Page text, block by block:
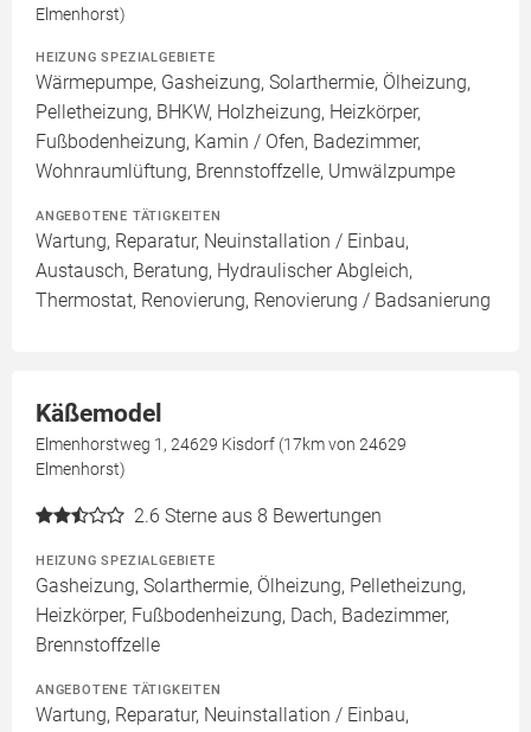
Elmenhorst)
HEIZUNG SPEZIALGEBIETE
Wärmepumpe, Gasheizung, Solarthermie, Ölheizung,
Pelletheizung, BHKW, Holzheizung, Heizkörper,
Fußbodenheizung, Kamin / Ofen, Badezimmer,
Wohnraumlüftung, Brennstoffzelle, Umwälzpumpe
ANGEBOTENE TÄTIGKEITEN
Wartung, Reparatur, Neuinstallation / Einbau,
Austausch, Beratung, Hydraulischer Abgleich,
Thermostat, Renovierung, Renovierung / Badsanierung
Käßemodel
Elmenhorstweg 1, 24629 Kisdorf (17km von 24629
Elmenhorst)
2.6 Sterne aus 8 Bewertungen
HEIZUNG SPEZIALGEBIETE
Gasheizung, Solarthermie, Ölheizung, Pelletheizung,
Heizkörper, Fußbodenheizung, Dach, Badezimmer,
Brennstoffzelle
ANGEBOTENE TÄTIGKEITEN
Wartung, Reparatur, Neuinstallation / Einbau,